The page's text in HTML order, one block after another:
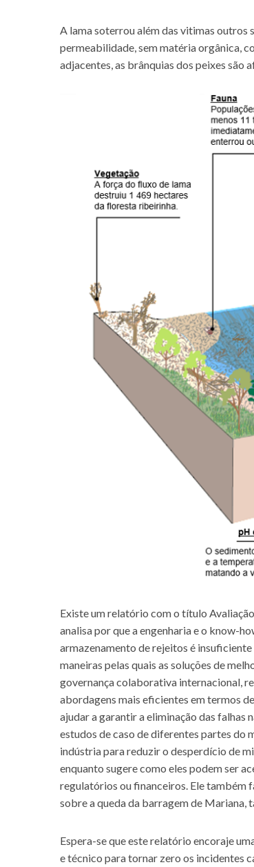
A lama soterrou além das vitimas outros
permeabilidade, sem matéria orgânica,
adjacentes, as brânquias dos peixes são
Existe um relatório com o título
analisa por que a engenharia e o know-
armazenamento de rejeitos é
maneiras pelas quais as soluções de
governança colaborativa internacional,
abordagens mais eficientes em termos
ajudar a garantir a eliminação das falhas
estudos de caso de diferentes partes do
indústria para reduzir o desperdício de
enquanto sugere como eles podem ser
regulatórios ou financeiros. Ele também
sobre a queda da barragem de Mariana,
Espera-se que este relatório encoraje
e técnico para tornar zero os incidentes